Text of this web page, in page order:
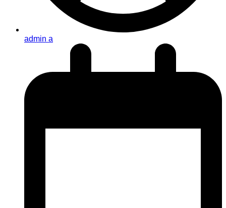
admin a